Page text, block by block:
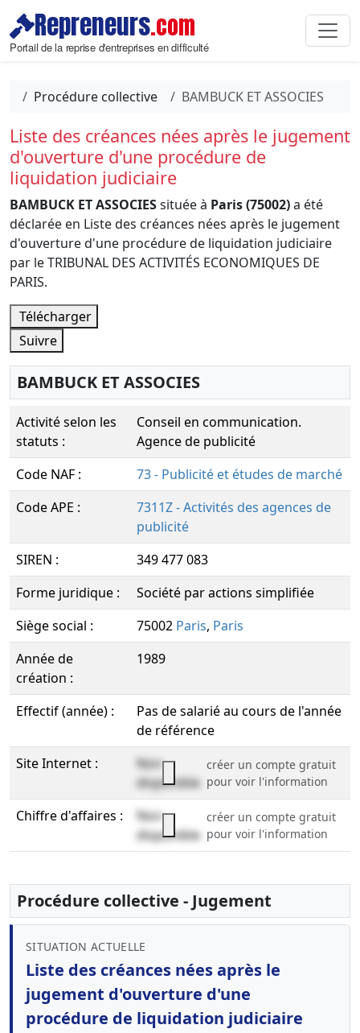
Repreneurs.com
Portail de la reprise d'entreprises en difficulté
Procédure collective BAMBUCK ET ASSOCIES
Liste des créances nées après le jugement
d'ouverture d'une procédure de
liquidation judiciaire
BAMBUCK ET ASSOCIESsituée à Paris (75002)a été
déclarée en Liste des créances nées après le jugement
d'ouverture d'une procédure de liquidation judiciaire
par le TRIBUNAL DES ACTIVITÉS ECONOMIQUES DE
PARIS.
Télécharger
Suivre
BAMBUCK ET ASSOCIES
Activité selon les
statuts :
Conseil en communication.
Agence de publicité
Code NAF :
73 - Publicité et études de marché
Code APE :
7311Z - Activités des agences de
publicité
SIREN :
349 477 083
Forme juridique :
Société par actions simplifiée
Siège social :
75002 Paris, Paris
Année de
création :
1989
Effectif (année) :
Pas de salarié au cours de l'année
de référence
Site Internet :
Non
disponible
créer un compte gratuit
pour voir l'information
Chiffre d'affaires :
Non
disponible
créer un compte gratuit
pour voir l'information
Procédure collective - Jugement
SITUATION ACTUELLE
Liste des créances nées après le
jugement d'ouverture d'une
procédure de liquidation judiciaire